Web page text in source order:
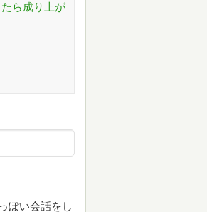
ら成り上が
ぽい会話をし